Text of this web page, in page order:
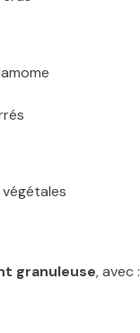
granuleuse, avec :